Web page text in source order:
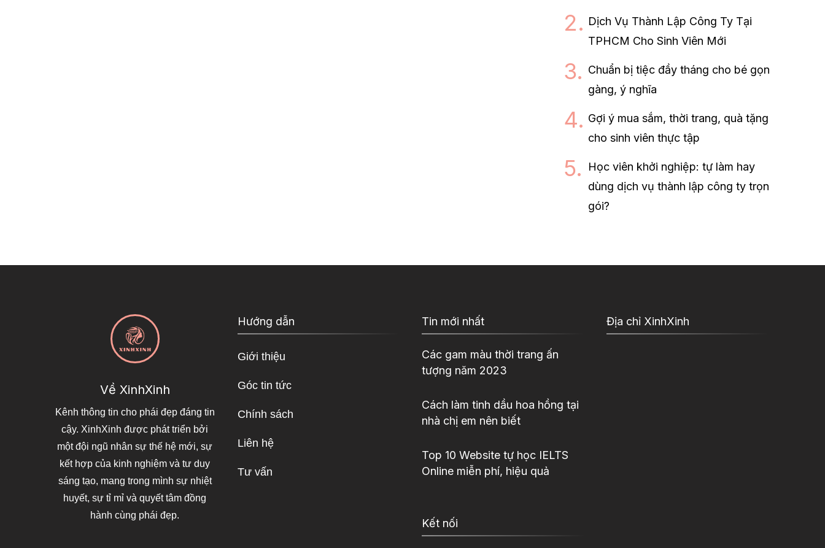
Dịch Vụ Thành Lập Công Ty Tại
TPHCM Cho Sinh Viên Mới
Chuẩn bị tiệc đầy tháng cho bé gọn
gàng, ý nghĩa
Gợi ý mua sắm, thời trang, quà tặng
cho sinh viên thực tập
Học viên khởi nghiệp: tự làm hay
dùng dịch vụ thành lập công ty trọn
gói?
Về XinhXinh
Kênh thông tin cho phái đẹp đáng tin
cậy. XinhXinh được phát triển bởi
một đội ngũ nhân sự thế hệ mới, sự
kết hợp của kinh nghiệm và tư duy
sáng tạo, mang trong mình sự nhiệt
huyết, sự tỉ mỉ và quyết tâm đồng
hành cùng phái đẹp.
Hướng dẫn
Giới thiệu
Góc tin tức
Chính sách
Liên hệ
Tư vấn
Tin mới nhất
Các gam màu thời trang ấn
tượng năm 2023
Cách làm tinh dầu hoa hồng tại
nhà chị em nên biết
Top 10 Website tự học IELTS
Online miễn phí, hiệu quả
Kết nối
Địa chỉ XinhXinh